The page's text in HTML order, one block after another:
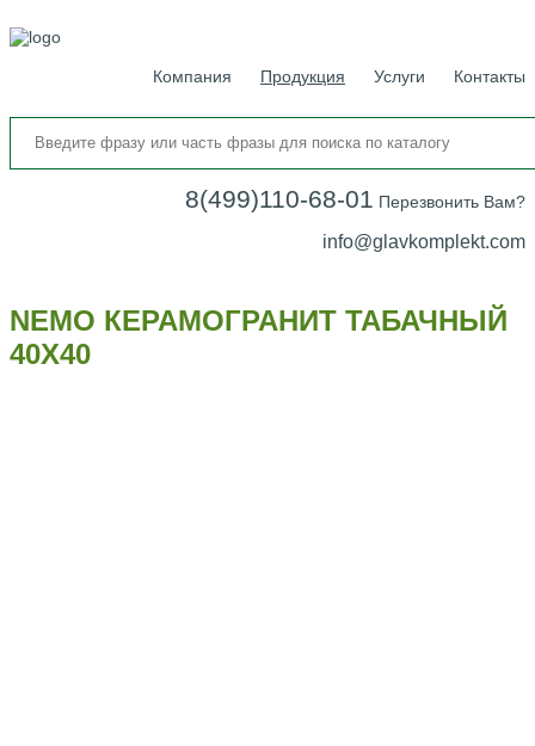
Компания Продукция Услуги Контакты
8(499)110-68-01 Перезвонить Вам?
info@glavkomplekt.com
NEMO КЕРАМОГРАНИТ ТАБАЧНЫЙ
40Х40